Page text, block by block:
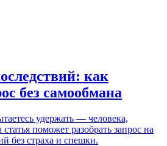
как
без самообмана
удержать — человека,
поможет разобрать запрос на
без страха и спешки.